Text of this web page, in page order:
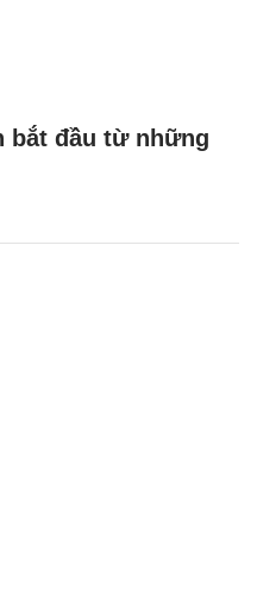
bắt đầu từ những